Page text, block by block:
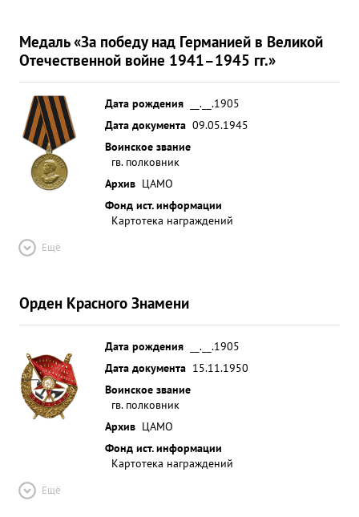
Медаль «За победу над Германией в Великой
Отечественной войне 1941–1945 гг.»
Дата рождения
__.__.1905
Дата документа 09.05.1945
Воинское звание
гв. полковник
Архив ЦАМО
Фонд ист. информации
Картотека награждений
Ещё
Орден Красного Знамени
Дата рождения
__.__.1905
Дата документа 15.11.1950
Воинское звание
гв. полковник
Архив ЦАМО
Фонд ист. информации
Картотека награждений
Ещё